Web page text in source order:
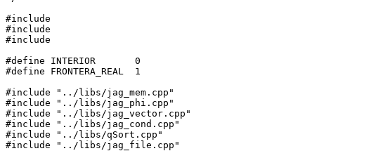
#include
#include
#include
#define INTERIOR       0
#define FRONTERA_REAL  1
#include "../libs/jag_mem.cpp"
#include "../libs/jag_phi.cpp"
#include "../libs/jag_vector.cpp"
#include "../libs/jag_cond.cpp"
#include "../libs/qSort.cpp"
#include "../libs/jag_file.cpp"